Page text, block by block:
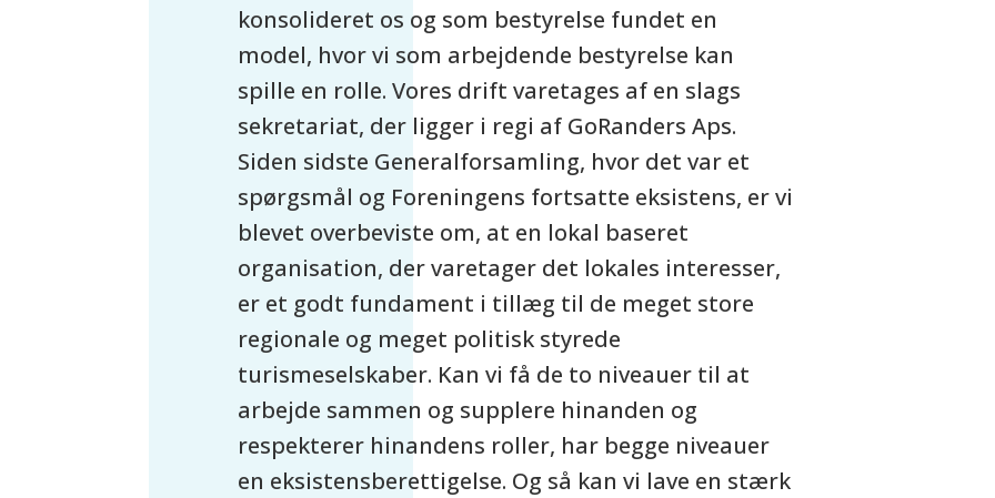
konsolideret os og som bestyrelse fundet en
model, hvor vi som arbejdende bestyrelse kan
spille en rolle. Vores drift varetages af en slags
sekretariat, der ligger i regi af GoRanders Aps.
Siden sidste Generalforsamling, hvor det var et
spørgsmål og Foreningens fortsatte eksistens, er vi
blevet overbeviste om, at en lokal baseret
organisation, der varetager det lokales interesser,
er et godt fundament i tillæg til de meget store
regionale og meget politisk styrede
turismeselskaber. Kan vi få de to niveauer til at
arbejde sammen og supplere hinanden og
respekterer hinandens roller, har begge niveauer
en eksistensberettigelse. Og så kan vi lave en stærk